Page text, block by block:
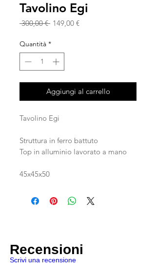
Tavolino Egi
300,00 € Prezzo
149,00 €Prezzo
Quantità *
Aggiungi al carrello
Tavolino Egi
Struttura in ferro battuto
Top in alluminio lavorato a mano
45x45x50
Recensioni
Scrivi una recensione